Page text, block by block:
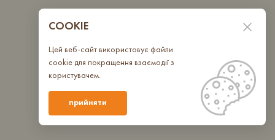
Зв'яжіться з нами
COOKIE
Цей веб-сайт використовує файли
cookie для покращення взаємодії з
користувачем.
прийняти